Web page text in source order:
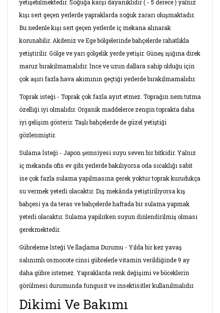
yetişebilmektedir. Soğuğa karşı dayanıklıdır ( - 5 derece ) yalnız
kışı sert geçen yerlerde yapraklarda soğuk zararı oluşmaktadır.
Bu nedenle kışı sert geçen yerlerde iç mekana alınarak
korunabilir. Akdeniz ve Ege bölgelerinde bahçelerde rahatlıkla
yetiştirilir. Gölge ve yarı gölgelik yerde yetişir. Güneş ışığına direk
maruz bırakılmamalıdır. İnce ve uzun dallara sahip olduğu için
çok aşırı fazla hava akımının geçtiği yerlerde bırakılmamalıdır.
Toprak isteği - Toprak çok fazla ayırt etmez. Toprağın nem tutma
özelliği iyi olmalıdır. Organik maddelerce zengin toprakta daha
iyi gelişim gösterir. Taşlı bahçelerde de güzel yetiştiği
gözlenmiştir.
Sulama İsteği - Japon şemsiyesi suyu seven bir bitkidir. Yalnız
iç mekanda ofis ev gibi yerlerde bakılıyorsa oda sıcaklığı sabit
ise çok fazla sulama yapılmasına gerek yoktur toprak kurudukça
su vermek yeterli olacaktır. Dış mekânda yetiştiriliyorsa kış
bahçesi ya da teras ve bahçelerde haftada bir sulama yapmak
yeterli olacaktır. Sulama yapılırken suyun dinlendirilmiş olması
gerekmektedir.
Gübreleme İsteği Ve İlaçlama Durumu - Yılda bir kez yavaş
salınımlı osmocote cinsi gübrelerle vitamin verildiğinde 9 ay
daha gübre istemez. Yapraklarda renk değişimi ve böceklerin
görülmesi durumunda fungusit ve insektisitler kullanılmalıdır.
Dikimi Ve Bakımı